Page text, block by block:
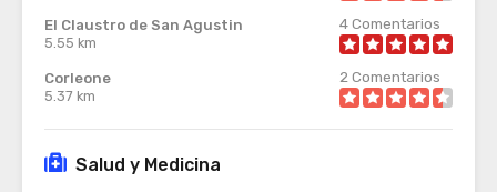
El Claustro de San Agustin
5.55 km
4Comentarios
Corleone
5.37 km
2Comentarios
Salud y Medicina